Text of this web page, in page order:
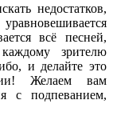
недостатков,
всё песней,
зрителю
и делайте это
Желаем вам
с подпеванием,